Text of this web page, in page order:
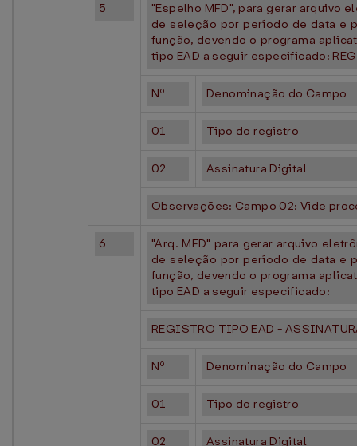
5
"Espelho MFD", para gerar arquivo
de seleção por período de data e
função, devendo o programa
tipo EAD a seguir especificado:
Nº Denominação do Campo
01 Tipo do registro
02 Assinatura Digital
Observações: Campo 02: Vide
6
"Arq. MFD" para gerar arquivo
de seleção por período de data e
função, devendo o programa
tipo EAD a seguir especificado:
REGISTRO TIPO EAD -
Nº Denominação do Campo
01 Tipo do registro
02 Assinatura Digital